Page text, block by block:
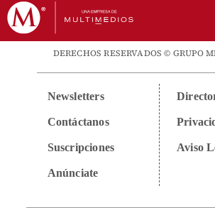
DERECHOS RESERVADOS © GRUPO
Newsletters
Contáctanos
Suscripciones
Anúnciate
Aviso